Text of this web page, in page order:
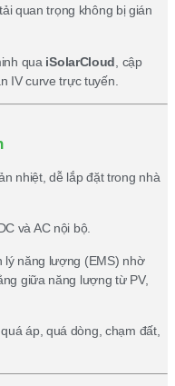
quan trọng không bị gián
qua iSolarCloud , cập
IV curve trực tuyến.
nhiệt, dễ lắp đặt trong nhà
và AC nội bộ.
lý năng lượng (EMS) nhờ
giữa năng lượng từ PV,
áp, quá dòng, chạm đất,